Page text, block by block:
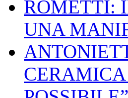
ROMETTI:
UNA